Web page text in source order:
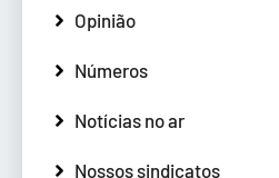
Opinião
Números
Notícias no ar
Nossos sindicatos